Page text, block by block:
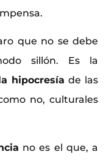
que no se debe
sillón. Es la
hipocresía de las
no, culturales
no es el que, a